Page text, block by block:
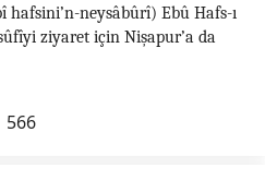
hafsini’n-neysâbûrî) Ebû Hafs-ı
ziyaret için Nişapur’a da
566